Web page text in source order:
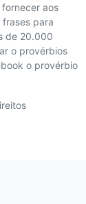
aos
para
de 20.000
o provérbios
o provérbio